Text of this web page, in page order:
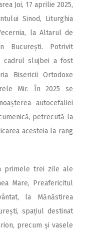
Joi, 17 aprilie 2025,
Sinod, Liturghia
la Altarul de
București. Potrivit
cadrul slujbei a fost
Bisericii Ortodoxe
Mir. În 2025 se
autocefaliei
petrecută la
acesteia la rang
primele trei zile ale
Mare, Preafericitul
la Mănăstirea
spațiul destinat
precum și vasele